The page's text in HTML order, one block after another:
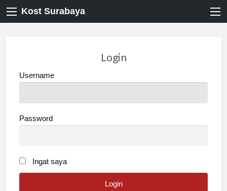
Kost Surabaya
Login
Username
Password
Ingat saya